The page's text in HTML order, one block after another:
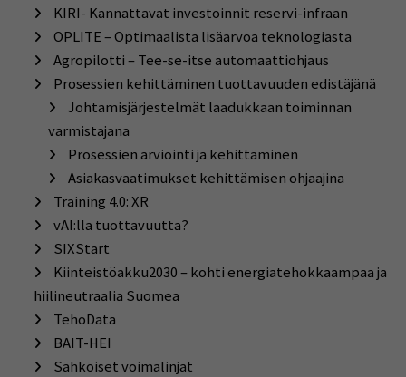
KIRI- Kannattavat investoinnit reservi-infraan
OPLITE – Optimaalista lisäarvoa teknologiasta
Agropilotti – Tee-se-itse automaattiohjaus
Prosessien kehittäminen tuottavuuden edistäjänä
Johtamisjärjestelmät laadukkaan toiminnan
varmistajana
Prosessien arviointi ja kehittäminen
Asiakasvaatimukset kehittämisen ohjaajina
Training 4.0: XR
vAI:lla tuottavuutta?
SIXStart
Kiinteistöakku2030 – kohti energiatehokkaampaa ja
hiilineutraalia Suomea
TehoData
BAIT-HEI
Sähköiset voimalinjat